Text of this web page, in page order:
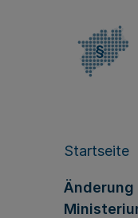
Startseite
Änderung